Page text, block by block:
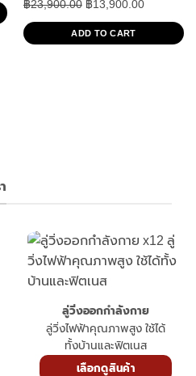
เก้าอี้วุนดา Wunda Chair เก้าอี้พิลา
฿
23,900.00 Original
price
฿ 13,900.00
Current
price
ลู่วิ่งออกกำลังกาย
ลู่วิ่งไฟฟ้าคุณภาพสูง ใช้ได้
ทั้งบ้านและฟิตเนส